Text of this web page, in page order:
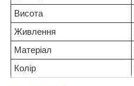
Висота
Живлення
Матеріал
Колір